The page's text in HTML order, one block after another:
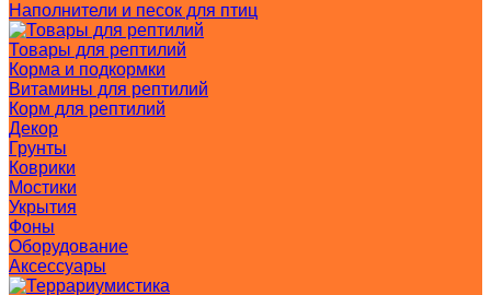
Наполнители и песок для птиц
Товары для рептилий
Корма и подкормки
Витамины для рептилий
Корм для рептилий
Декор
Грунты
Коврики
Мостики
Укрытия
Фоны
Оборудование
Аксессуары